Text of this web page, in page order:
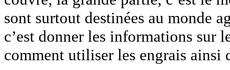
sont surtout destinées au monde
c’est donner les informations sur
comment utiliser les engrais ainsi